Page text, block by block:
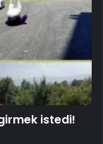
istedi!